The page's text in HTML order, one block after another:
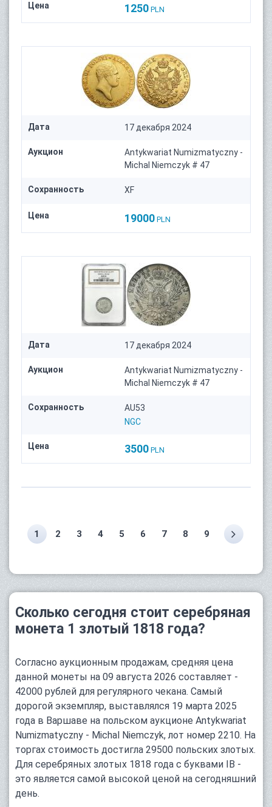
Цена 1250 PLN
Дата 17 декабря 2024
Аукцион
Antykwariat Numizmatyczny -
Michal Niemczyk # 47
Сохранность XF
Цена 19000 PLN
Дата 17 декабря 2024
Аукцион
Antykwariat Numizmatyczny -
Michal Niemczyk # 47
Сохранность
AU53
NGC
Цена 3500 PLN
1 2 3 4 5 6 7 8 9
Сколько сегодня стоит серебряная
монета 1 злотый 1818 года?
Согласно аукционным продажам, средняя цена
данной монеты на 09 августа 2026 составляет -
42000 рублей для регулярного чекана. Самый
дорогой экземпляр, выставлялся 19 марта 2025
года в Варшаве на польском аукционе Antykwariat
Numizmatyczny - Michal Niemczyk, лот номер 2210. На
торгах стоимость достигла 29500 польских злотых.
Для серебряных злотых 1818 года с буквами IB -
это является самой высокой ценой на сегодняшний
день.